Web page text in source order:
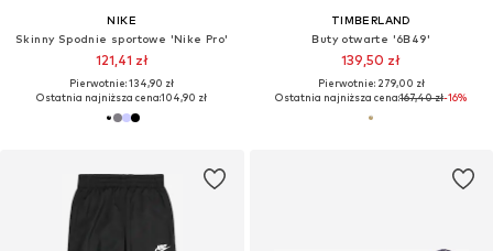
NIKE
Skinny Spodnie sportowe 'Nike Pro'
121,41 zł
Pierwotnie: 134,90 zł
Ostatnia najniższa cena:104,90 zł
TIMBERLAND
Buty otwarte '6B49'
139,50 zł
Pierwotnie: 279,00 zł
Ostatnia najniższa cena:167,40 zł-16%